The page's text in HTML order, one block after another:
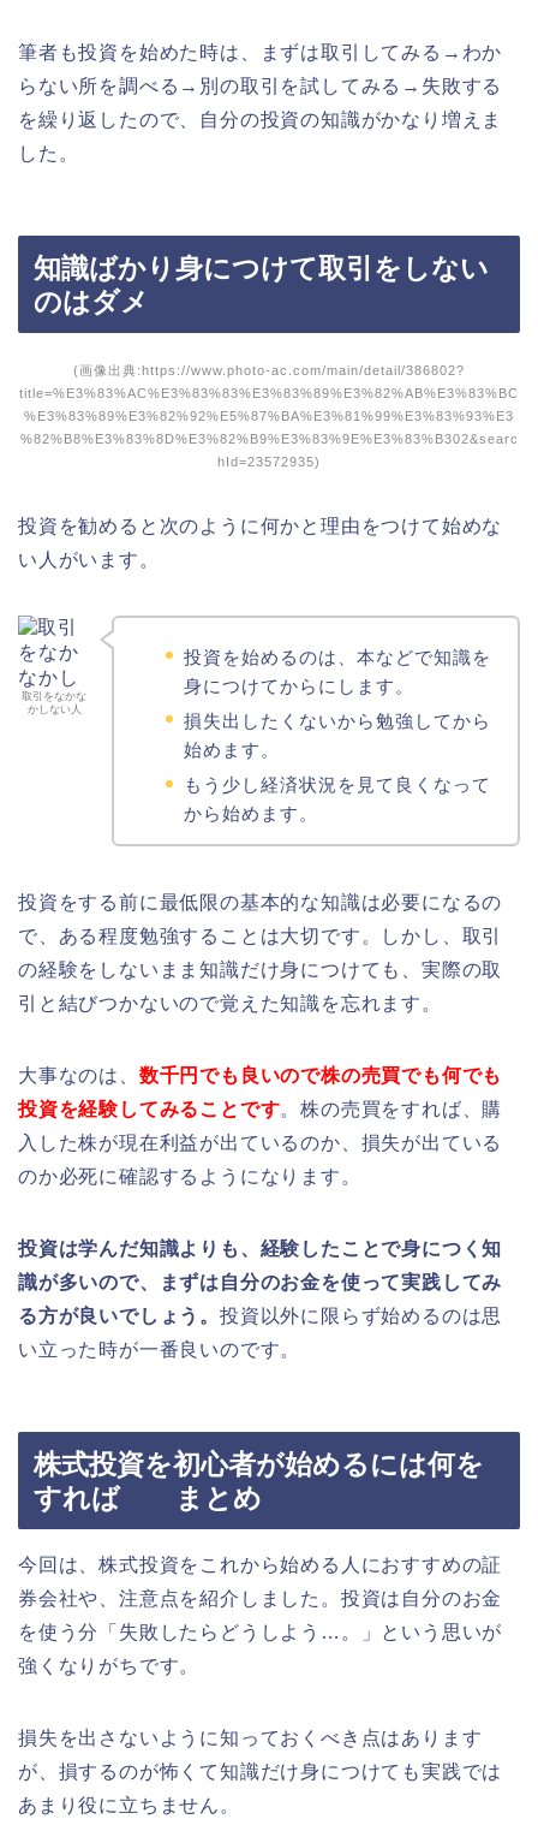
筆者も投資を始めた時は、まずは取引してみる→わか
らない所を調べる→別の取引を試してみる→失敗する
を繰り返したので、自分の投資の知識がかなり増えま
した。
知識ばかり身につけて取引をしない
のはダメ
(画像出典:https://www.photo-ac.com/main/detail/386802?
title=%E3%83%AC%E3%83%83%E3%83%89%E3%82%AB%E3%83%BC
%E3%83%89%E3%82%92%E5%87%BA%E3%81%99%E3%83%93%E3
%82%B8%E3%83%8D%E3%82%B9%E3%83%9E%E3%83%B302&searc
hId=23572935)
投資を勧めると次のように何かと理由をつけて始めな
い人がいます。
取引をなかな
かしない人
投資を始めるのは、本などで知識を
身につけてからにします。
損失出したくないから勉強してから
始めます。
もう少し経済状況を見て良くなって
から始めます。
投資をする前に最低限の基本的な知識は必要になるの
で、ある程度勉強することは大切です。しかし、取引
の経験をしないまま知識だけ身につけても、実際の取
引と結びつかないので覚えた知識を忘れます。
大事なのは、 数千円でも良いので株の売買でも何でも
投資を経験してみることです。株の売買をすれば、購
入した株が現在利益が出ているのか、損失が出ている
のか必死に確認するようになります。
投資は学んだ知識よりも、経験したことで身につく知
識が多いので、まずは自分のお金を使って実践してみ
る方が良いでしょう。 投資以外に限らず始めるのは思
い立った時が一番良いのです。
株式投資を初心者が始めるには何を
すれば まとめ
今回は、株式投資をこれから始める人におすすめの証
券会社や、注意点を紹介しました。投資は自分のお金
を使う分「失敗したらどうしよう…。」という思いが
強くなりがちです。
損失を出さないように知っておくべき点はあります
が、損するのが怖くて知識だけ身につけても実践では
あまり役に立ちません。